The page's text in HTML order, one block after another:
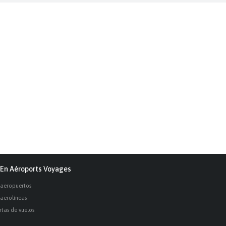
En Aéroports Voyages
aeropuertos
aerolíneas
de vuelos